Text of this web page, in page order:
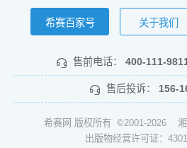
希赛百家号 关于我们
售前电话： 400-111-
售后投诉： 156-
希赛网 版权所有 ©2001-2026
出版物经营许可证：